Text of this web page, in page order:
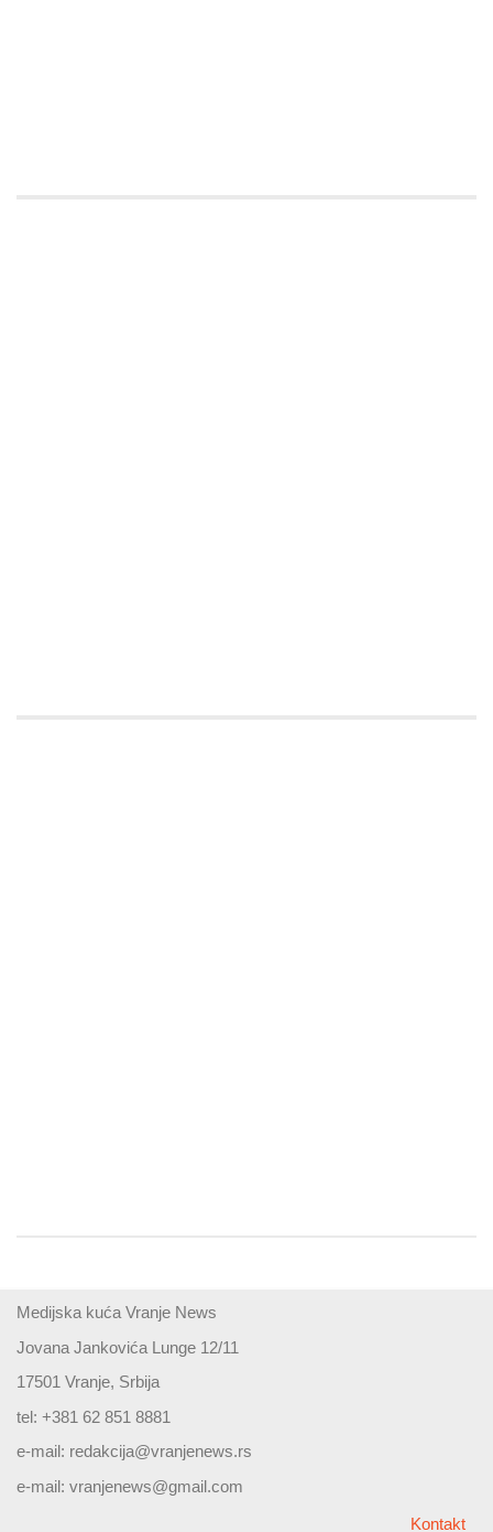
Medijska kuća Vranje News
Jovana Jankovića Lunge 12/11
17501 Vranje, Srbija
tel: +381 62 851 8881
e-mail: redakcija@vranjenews.rs
e-mail: vranjenews@gmail.com
Kontakt